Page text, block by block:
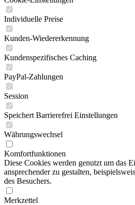
Individuelle Preise
Kunden-Wiedererkennung
Kundenspezifisches Caching
PayPal-Zahlungen
Session
Speichert Barrierefrei Einstellungen
Währungswechsel
Komfortfunktionen
Diese Cookies werden genutzt um das
ansprechender zu gestalten,
des Besuchers.
Merkzettel